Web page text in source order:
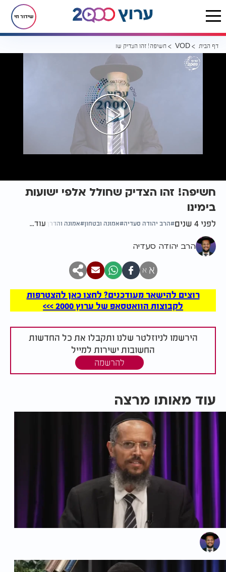
שידור חי
דף הבית VOD חשיפה! זהו הצדיק שחולל אלפי ישועות בימינו
חשיפה! זהו הצדיק שחולל אלפי ישועות
בימינו
לפני 4 שנים הרב יהודה סעדיה אמונה ובטחון אמונה והדרך עוד...
הרב יהודה סעדיה
א א
רוצים להישאר מעודכנים? לחצו כאן להצטרפות
לקבוצות הוואטסאפ של ערוץ 2000 >>>
הירשמו לניוזלטר שלנו ותקבלו את כל החדשות
החשובות ישירות למייל
להרשמה
עוד מאותו מרצה